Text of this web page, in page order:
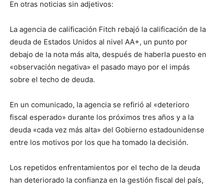
En otras noticias sin adjetivos:
La agencia de calificación Fitch rebajó la calificación de la
deuda de Estados Unidos al nivel AA+, un punto por
debajo de la nota más alta, después de haberla puesto en
«observación negativa» el pasado mayo por el impás
sobre el techo de deuda.
En un comunicado, la agencia se refirió al «deterioro
fiscal esperado» durante los próximos tres años y a la
deuda «cada vez más alta» del Gobierno estadounidense
entre los motivos por los que ha tomado la decisión.
Los repetidos enfrentamientos por el techo de la deuda
han deteriorado la confianza en la gestión fiscal del país,